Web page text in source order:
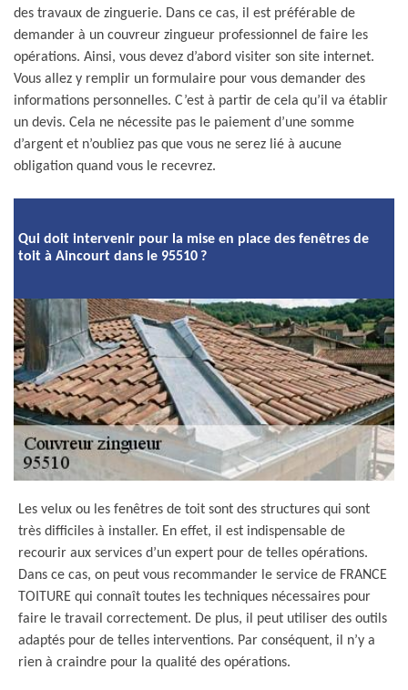
des travaux de zinguerie. Dans ce cas, il est préférable de
demander à un couvreur zingueur professionnel de faire les
opérations. Ainsi, vous devez d’abord visiter son site internet.
Vous allez y remplir un formulaire pour vous demander des
informations personnelles. C’est à partir de cela qu’il va établir
un devis. Cela ne nécessite pas le paiement d’une somme
d’argent et n’oubliez pas que vous ne serez lié à aucune
obligation quand vous le recevrez.
Qui doit intervenir pour la mise en place des fenêtres de
toit à Aincourt dans le 95510 ?
Les velux ou les fenêtres de toit sont des structures qui sont
très difficiles à installer. En effet, il est indispensable de
recourir aux services d’un expert pour de telles opérations.
Dans ce cas, on peut vous recommander le service de FRANCE
TOITURE qui connaît toutes les techniques nécessaires pour
faire le travail correctement. De plus, il peut utiliser des outils
adaptés pour de telles interventions. Par conséquent, il n’y a
rien à craindre pour la qualité des opérations.